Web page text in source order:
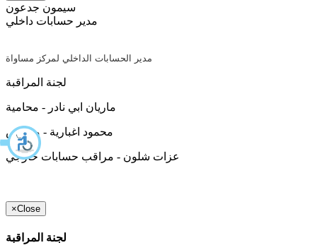
سيمون جدعون
مدير حسابات داخلي
مدير الحسابات الداخلي لمركز مساواة
لجنة المراقبة
ماريان ابي نادر - محامية
محمود اغبارية - مهندس
×Close
لجنة المراقبة